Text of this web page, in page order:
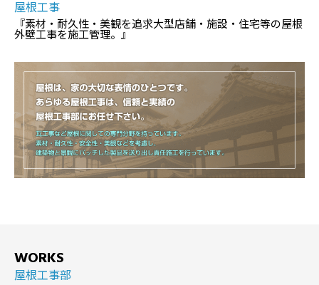
屋根工事
『素材・耐久性・美観を追求大型店舗・施設・住宅等の屋根
外壁工事を施工管理。』
WORKS
屋根工事部